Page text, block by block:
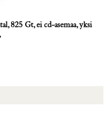
825 Gt, ei cd-asemaa, yksi